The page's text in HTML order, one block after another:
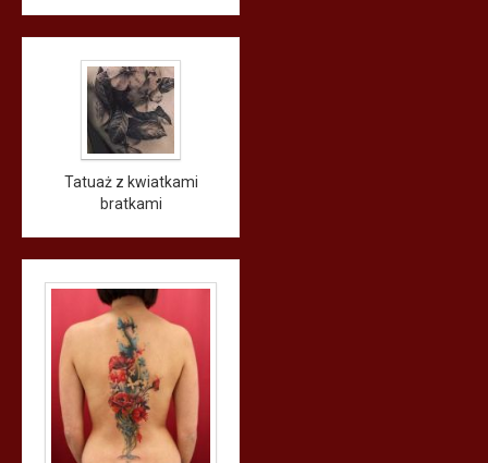
Tatuaż z kwiatkami
bratkami